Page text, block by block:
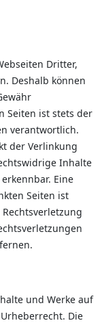
Dritter,
Deshalb können
Seiten ist stets der
verantwortlich.
der Verlinkung
Inhalte
Eine
Seiten ist
und Werke auf
Die